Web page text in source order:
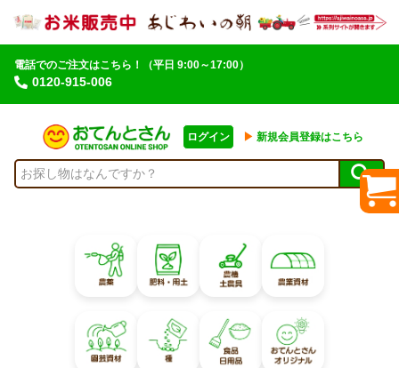
電話でのご注文はこちら！
0120-915-006
（平日 9:00～17:00）
ログイン ▶︎ 新規会員登録はこちら